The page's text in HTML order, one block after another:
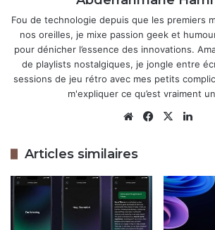
1 décembre 2025
Voici quelques
ajoutées à Excel par
octobre 2025.
30 octobre 2025
classiques d’Excel. Par exemple,
"À revoir")
pour une analyse
=WRAPROWS(COPILOT("Lister les
A1:A30), 3)
pour organiser les
Fou de technologie depuis que les premiers
nos oreilles, je mixe passion geek et
pour dénicher l’essence des innovations.
de playlists nostalgiques, je jongle entre
sessions de jeu rétro avec mes petits
m'expliquer ce qu’est vraiment
WebsiteFacebook
X
Articles similaires